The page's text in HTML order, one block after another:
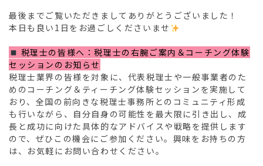
最後までご覧いただきましてありがとうございました！
本日も良い1日をお過ごしくださいませ
税理士の皆様へ：税理士の右腕ご案内＆コーチング体験
セッションのお知らせ
税理士業界の皆様を対象に、代表税理士や一般事業者のた
めのコーチング＆ティーチング体験セッションを実施して
おり、全国の前向きな税理士事務所とのコミュニティ形成
も行いながら、自分自身の可能性を最大限に引き出し、成
長と成功に向けた具体的なアドバイスや戦略を提供します
ので、ぜひこの機会にご参加ください。興味をお持ちの方
は、お気軽にお問い合わせください。